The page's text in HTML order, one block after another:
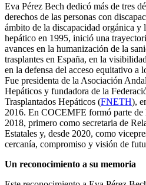
Eva Pérez Bech dedicó más de tres
derechos de las personas con
ámbito de la discapacidad orgánica y
hepático en 1995, inició una
avances en la humanización de la
trasplantes en España, en la
en la defensa del acceso equitativo a
Fue presidenta de la Asociación
Hepáticos y fundadora de la
Trasplantados Hepáticos (FNETH),
2016. En COCEMFE formó parte de
2018, primero como secretaria de
Estatales y, desde 2020, como
cercanía, compromiso y visión de
Un reconocimiento a su memoria